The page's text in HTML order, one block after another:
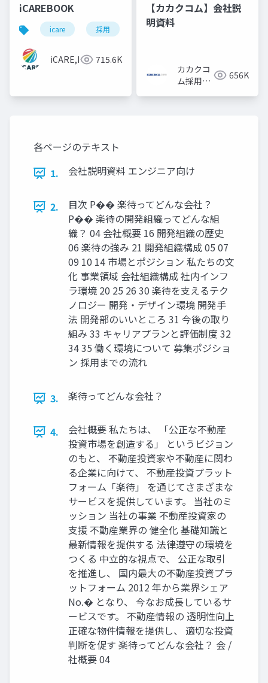
iCAREBOOK
icare 採用 カルチャーデック
iCARE,Inc 715.6K
【カカクコム】会社説
明資料
カカクコ
ム採用担
656K
各ページのテキスト
1.
会社説明資料 エンジニア向け
2.
目次 P�� 楽待ってどんな会社？
P�� 楽待の開発組織ってどんな組
織？ 04 会社概要 16 開発組織の歴史
06 楽待の強み 21 開発組織構成 05 07
09 10 14 市場とポジション 私たちの文
化 事業領域 会社組織構成 社内インフ
ラ環境 20 25 26 30 楽待を支えるテク
ノロジー 開発・デザイン環境 開発手
法 開発部のいいところ 31 今後の取り
組み 33 キャリアプランと評価制度 32
34 35 働く環境について 募集ポジショ
ン 採用までの流れ
3. 楽待ってどんな会社？
4.
会社概要 私たちは、 「公正な不動産
投資市場を創造する」 というビジョン
のもと、 不動産投資家や不動産に関わ
る企業に向けて、 不動産投資プラット
フォーム「楽待」 を通じてさまざまな
サービスを提供しています。 当社のミ
ッション 当社の事業 不動産投資家の
支援 不動産業界の 健全化 基礎知識と
最新情報を提供する 法律遵守の環境を
つくる 中立的な視点で、 公正な取引
を推進し、 国内最大の不動産投資プラ
ットフォーム 2012 年から業界シェア
No.� となり、 今なお成長しているサ
ービスです。 不動産情報の 透明性向上
正確な物件情報を提供し、 適切な投資
判断を促す 楽待ってどんな会社？ 会 /
社概要 04